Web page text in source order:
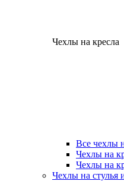
Чехлы на кресла
Все чехлы
Чехлы на
Чехлы на
Чехлы на стулья